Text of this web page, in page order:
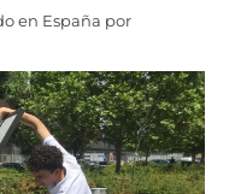
en España por